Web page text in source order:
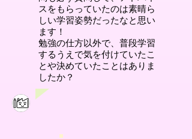
スをもらっていたのは素晴ら
しい学習姿勢だったなと思い
ます！
勉強の仕方以外で、普段学習
するうえで気を付けていたこ
とや決めていたことはありま
したか？